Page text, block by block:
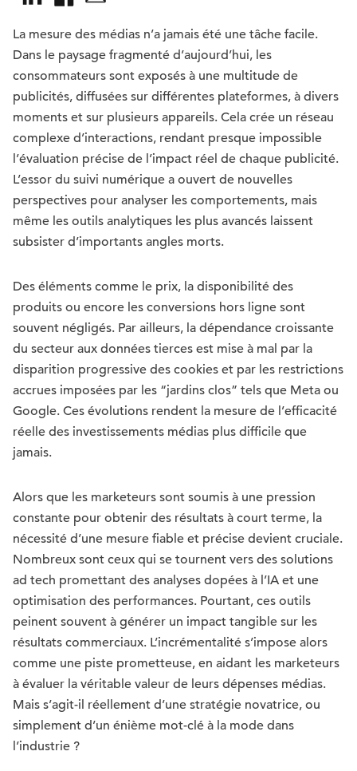
La mesure des médias n’a jamais été une tâche facile.
Dans le paysage fragmenté d’aujourd’hui, les
consommateurs sont exposés à une multitude de
publicités, diffusées sur différentes plateformes, à divers
moments et sur plusieurs appareils. Cela crée un réseau
complexe d’interactions, rendant presque impossible
l’évaluation précise de l’impact réel de chaque publicité.
L’essor du suivi numérique a ouvert de nouvelles
perspectives pour analyser les comportements, mais
même les outils analytiques les plus avancés laissent
subsister d’importants angles morts.
Des éléments comme le prix, la disponibilité des
produits ou encore les conversions hors ligne sont
souvent négligés. Par ailleurs, la dépendance croissante
du secteur aux données tierces est mise à mal par la
disparition progressive des cookies et par les restrictions
accrues imposées par les “jardins clos” tels que Meta ou
Google. Ces évolutions rendent la mesure de l’efficacité
réelle des investissements médias plus difficile que
jamais.
Alors que les marketeurs sont soumis à une pression
constante pour obtenir des résultats à court terme, la
nécessité d’une mesure fiable et précise devient cruciale.
Nombreux sont ceux qui se tournent vers des solutions
ad tech promettant des analyses dopées à l’IA et une
optimisation des performances. Pourtant, ces outils
peinent souvent à générer un impact tangible sur les
résultats commerciaux. L’incrémentalité s’impose alors
comme une piste prometteuse, en aidant les marketeurs
à évaluer la véritable valeur de leurs dépenses médias.
Mais s’agit-il réellement d’une stratégie novatrice, ou
simplement d’un énième mot-clé à la mode dans
l’industrie ?